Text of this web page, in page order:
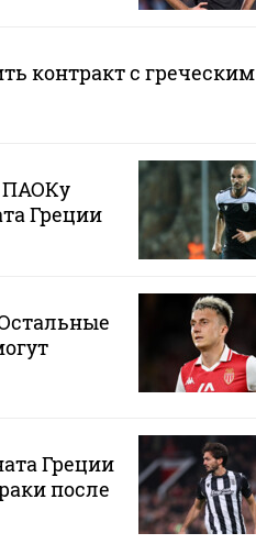
контракт с греческим
ПАОКу
Греции
Греции
после